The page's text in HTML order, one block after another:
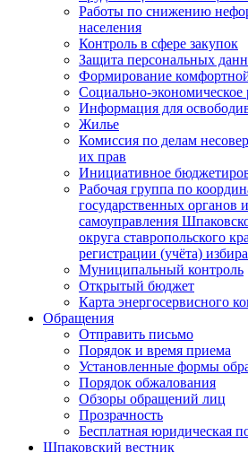
Работы по снижению
населения
Контроль в сфере закупок
Защита персональных
Формирование
Социально-экономическое
Информация для
Жилье
Комиссия по делам
их прав
Инициативное
Рабочая группа по
государственных органов
самоуправления
округа ставропольского
регистрации (учёта)
Муниципальный контроль
Открытый бюджет
Карта энергосервисного
Обращения
Отправить письмо
Порядок и время приема
Установленные формы
Порядок обжалования
Обзоры обращений лиц
Прозрачность
Бесплатная юридическая
Шпаковский вестник